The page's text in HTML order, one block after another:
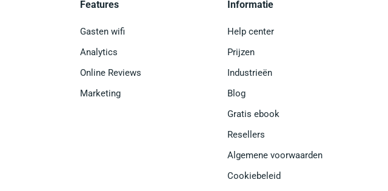
Features
Gasten wifi
Analytics
Online Reviews
Marketing
Informatie
Help center
Prijzen
Industrieën
Blog
Gratis ebook
Resellers
Algemene voorwaarden
Cookiebeleid